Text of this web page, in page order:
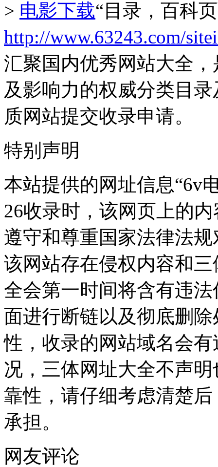
> 电影下载“目录，百科
http://www.63243.com/
汇聚国内优秀网站大全
及影响力的权威分类目
质网站提交收录申请。
特别声明
本站提供的网址信息“6v
26收录时，该网页上的
遵守和尊重国家法律法
该网站存在侵权内容和
全会第一时间将含有违
面进行断链以及彻底删
性，收录的网站域名会
况，三体网址大全不声
靠性，请仔细考虑清楚
承担。
网友评论